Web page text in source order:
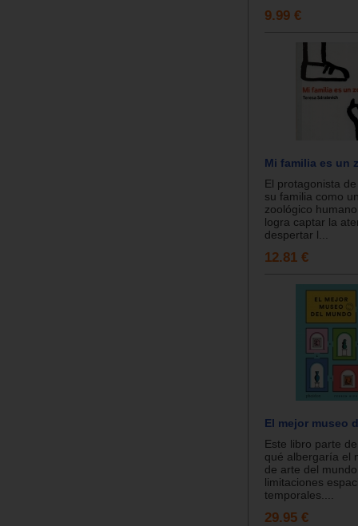
9.99 €
Mi familia es un
El protagonista
su familia como
zoológico
logra captar la
despertar l...
12.81 €
El mejor museo
Este libro parte
qué albergaría el
de arte del
limitaciones
temporales....
29.95 €